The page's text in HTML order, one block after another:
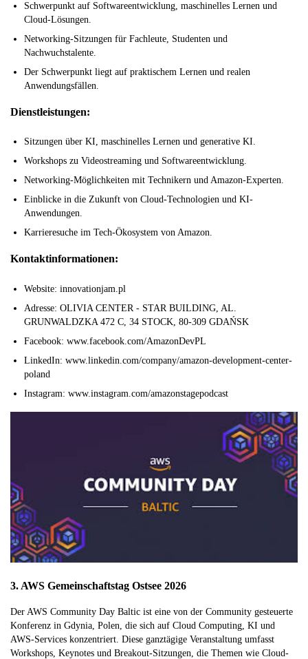
Schwerpunkt auf Softwareentwicklung, maschinelles Lernen und
Cloud-Lösungen.
Networking-Sitzungen für Fachleute, Studenten und
Nachwuchstalente.
Der Schwerpunkt liegt auf praktischem Lernen und realen
Anwendungsfällen.
Dienstleistungen:
Sitzungen über KI, maschinelles Lernen und generative KI.
Workshops zu Videostreaming und Softwareentwicklung.
Networking-Möglichkeiten mit Technikern und Amazon-Experten.
Einblicke in die Zukunft von Cloud-Technologien und KI-
Anwendungen.
Karrieresuche im Tech-Ökosystem von Amazon.
Kontaktinformationen:
Website: innovationjam.pl
Adresse: OLIVIA CENTER - STAR BUILDING, AL.
GRUNWALDZKA 472 C, 34 STOCK, 80-309 GDAŃSK
Facebook: www.facebook.com/AmazonDevPL
LinkedIn: www.linkedin.com/company/amazon-development-center-
poland
Instagram: www.instagram.com/amazonstagepodcast
3. AWS Gemeinschaftstag Ostsee 2026
Der AWS Community Day Baltic ist eine von der Community gesteuerte
Konferenz in Gdynia, Polen, die sich auf Cloud Computing, KI und
AWS-Services konzentriert. Diese ganztägige Veranstaltung umfasst
Workshops, Keynotes und Breakout-Sitzungen, die Themen wie Cloud-